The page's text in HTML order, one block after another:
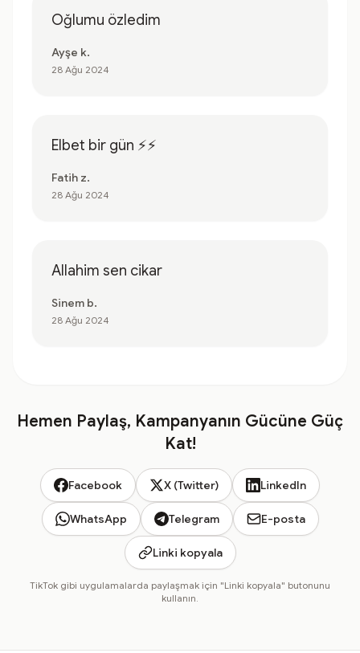
Oğlumu özledim
Ayşe k.
28 Ağu 2024
Elbet bir gün ⚡️⚡️
Fatih z.
28 Ağu 2024
Allahim sen cikar
Sinem b.
28 Ağu 2024
Hemen Paylaş, Kampanyanın Gücüne Güç
Kat!
Facebook X (Twitter) LinkedIn
WhatsApp Telegram E-posta
Linki kopyala
TikTok gibi uygulamalarda paylaşmak için "Linki kopyala" butonunu
kullanın.